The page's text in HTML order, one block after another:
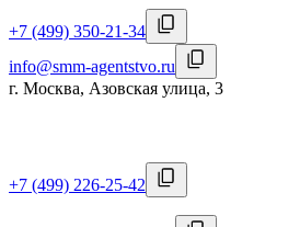
+7 (499) 350-21-34
info@smm-agentstvo.ru
г. Москва, Азовская улица, 3
+7 (499) 226-25-42